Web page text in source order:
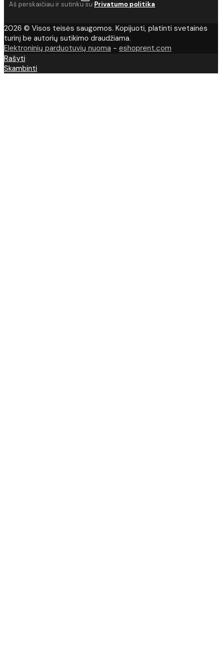
Aš perskaičiau ir sutinku su Privatumo politika
2026 © Visos teisės saugomos. Kopijuoti, platinti svetainės
turinį be autorių sutikimo draudžiama.
Elektroninių parduotuvių nuoma - eshoprent.com
Rašyti
Skambinti